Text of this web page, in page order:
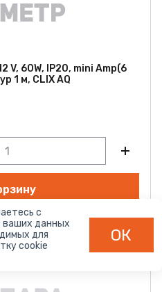
V, 60W, IP20, mini Amp(6
1 м, CLIX AQ
с
ваших данных
для
cookie
ОК